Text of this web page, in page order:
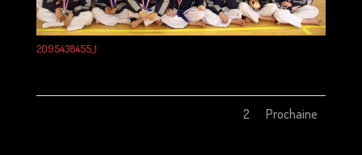
2095438455_1
2 Prochaine